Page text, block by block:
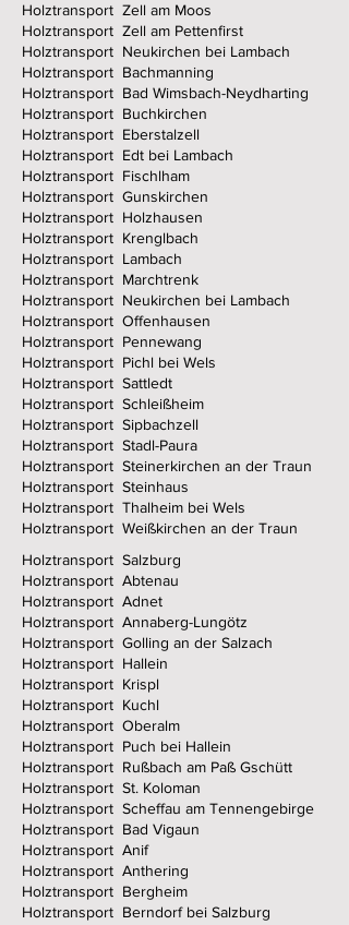
Holztransport Zell am Moos
Holztransport Zell am Pettenfirst
Holztransport Neukirchen bei Lambach
Holztransport Bachmanning
Holztransport Bad Wimsbach-Neydharting
Holztransport Buchkirchen
Holztransport Eberstalzell
Holztransport Edt bei Lambach
Holztransport Fischlham
Holztransport Gunskirchen
Holztransport Holzhausen
Holztransport Krenglbach
Holztransport Lambach
Holztransport Marchtrenk
Holztransport Neukirchen bei Lambach
Holztransport Offenhausen
Holztransport Pennewang
Holztransport Pichl bei Wels
Holztransport Sattledt
Holztransport Schleißheim
Holztransport Sipbachzell
Holztransport Stadl-Paura
Holztransport Steinerkirchen an der Traun
Holztransport Steinhaus
Holztransport Thalheim bei Wels
Holztransport Weißkirchen an der Traun
Holztransport Salzburg
Holztransport Abtenau
Holztransport Adnet
Holztransport Annaberg-Lungötz
Holztransport Golling an der Salzach
Holztransport Hallein
Holztransport Krispl
Holztransport Kuchl
Holztransport Oberalm
Holztransport Puch bei Hallein
Holztransport Rußbach am Paß Gschütt
Holztransport St. Koloman
Holztransport Scheffau am Tennengebirge
Holztransport Bad Vigaun
Holztransport Anif
Holztransport Anthering
Holztransport Bergheim
Holztransport Berndorf bei Salzburg